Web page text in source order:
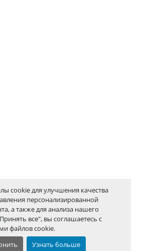
cookie для улучшения качества
персонализированной
а также для анализа нашего
все", вы соглашаетесь с
файлов cookie.
Узнать больше
cookie